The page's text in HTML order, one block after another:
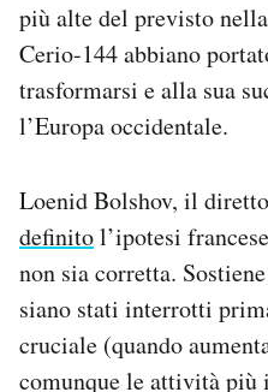
più alte del previsto
Cerio-144 abbiano
trasformarsi e alla sua
l’Europa occidentale.
Loenid Bolshov, il
definitol’ipotesi
non sia corretta.
siano stati interrotti
cruciale (quando
comunque le attività più